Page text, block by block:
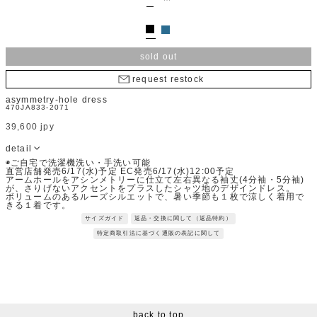
sold out
request restock
asymmetry-hole dress
470JA833-2071
39,600 jpy
detail
◉ご自宅で洗濯機洗い・手洗い可能
直営店舗発売6/17(水)予定 EC発売6/17(水)12:00予定
アームホールをアシンメトリーに仕立て左右異なる袖丈(4分袖・5分袖)
が、さりげないアクセントをプラスしたシャツ地のデザインドレス。
ボリュームのあるルーズシルエットで、暑い季節も１枚で涼しく着用で
きる１着です。
Fabric：ハイゲージに編まれたポリエステル、ポリウレタンのスムース
サラッとした快適な着心地でストレスフリーに着用していただけます。
※サンプルを使用して撮影しております。実際の商品と仕様が異なる場
サイズガイド 返品・交換に関して（返品特約）
特定商取引法に基づく通販の表記に関して
back to top